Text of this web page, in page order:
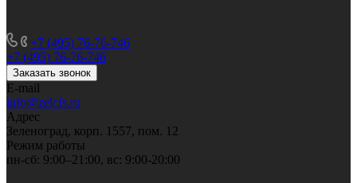
+7 (495) 76-76-746
+7 (495) 76-76-746
Заказать звонок
E-mail
info@zelcfs.ru
Адрес
Зеленоград, корп. 1557, пом. 12
Режим работы
пн-сб: 9:00–21:00, вс: 9:00-20:00